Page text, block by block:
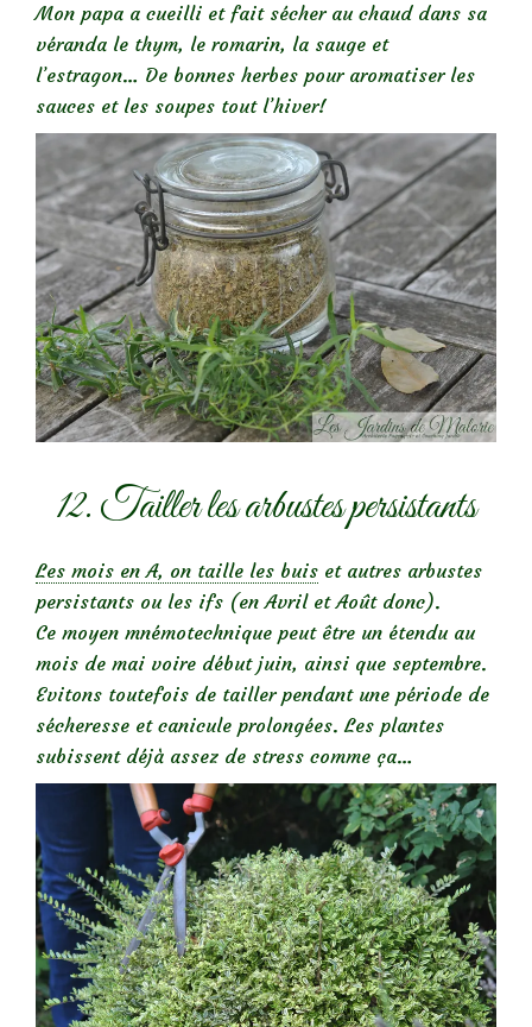
Mon papa a cueilli et fait sécher au chaud dans sa
véranda le thym, le romarin, la sauge et
l’estragon… De bonnes herbes pour aromatiser les
sauces et les soupes tout l’hiver!
12. Tailler les arbustes persistants
Les mois en A, on taille les buis et autres arbustes
persistants ou les ifs (en Avril et Août donc).
Ce moyen mnémotechnique peut être un étendu au
mois de mai voire début juin, ainsi que septembre.
Evitons toutefois de tailler pendant une période de
sécheresse et canicule prolongées. Les plantes
subissent déjà assez de stress comme ça…